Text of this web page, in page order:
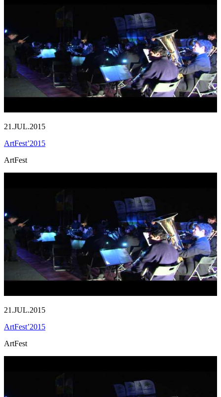
21.JUL.2015
ArtFest’2015
ArtFest
21.JUL.2015
ArtFest’2015
ArtFest